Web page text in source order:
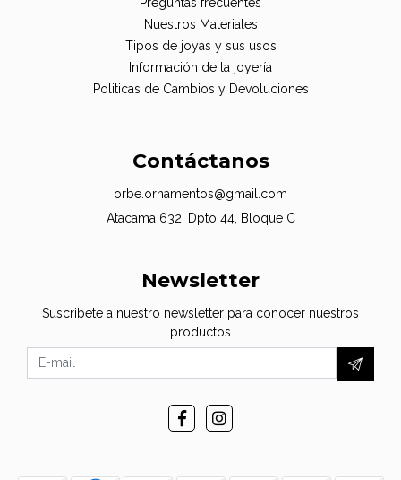
Nuestros Materiales
Tipos de joyas y sus usos
Información de la joyería
Politicas de Cambios y Devoluciones
Contáctanos
orbe.ornamentos@gmail.com
Atacama 632, Dpto 44, Bloque C
Newsletter
Suscribete a nuestro newsletter para conocer nuestros
productos